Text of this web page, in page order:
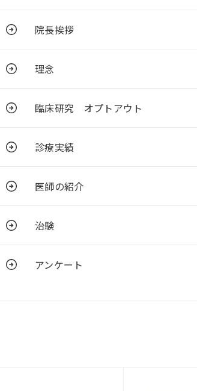
院長挨拶
理念
臨床研究 オプトアウト
診療実績
医師の紹介
治験
アンケート